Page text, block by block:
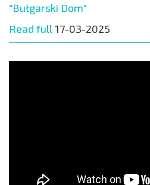
"Bułgarski Dom"
Read full 17-03-2025